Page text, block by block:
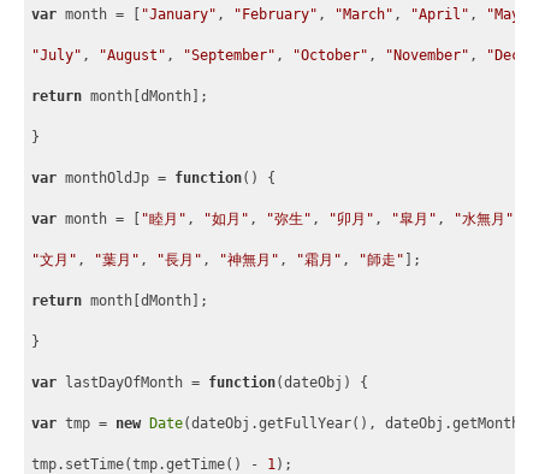
var month = [ "January" , "February" , "March" , "April" , "May"
"July" , "August" , "September" , "October" , "November" ,
return month [dMonth] ;
}
var monthOldJp = function( ) {
var month = [ "睦月" , "如月" , "弥生" , "卯月" , "皐月" , "水無月"
"文月" , "葉月" , "長月" , "神無月" , "霜月" , "師走" ] ;
return month [dMonth] ;
}
var lastDayOfMonth = function(dateObj ) {
var tmp = new Date(dateObj.getFullYear(),
tmp.setTime(tmp.getTime() - 1);